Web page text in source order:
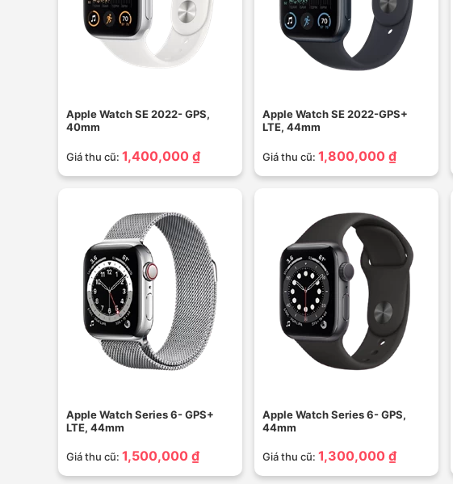
Apple Watch SE 2022- GPS,
40mm
Giá thu cũ: 1,400,000 ₫
Apple Watch SE 2022-GPS+
LTE, 44mm
Giá thu cũ: 1,800,000 ₫
Apple Watch Series 6- GPS+
LTE, 44mm
Giá thu cũ: 1,500,000 ₫
Apple Watch Series 6- GPS,
44mm
Giá thu cũ: 1,300,000 ₫